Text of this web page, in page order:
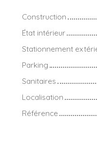
Construction
État intérieur
Stationnement
Parking
Sanitaires
Localisation
Référence